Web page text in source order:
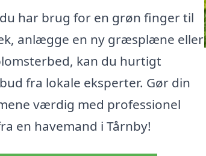
har brug for en grøn finger til
anlægge en ny græsplæne eller
kan du hurtigt
fra lokale eksperter. Gør din
værdig med professionel
en havemand i Tårnby!